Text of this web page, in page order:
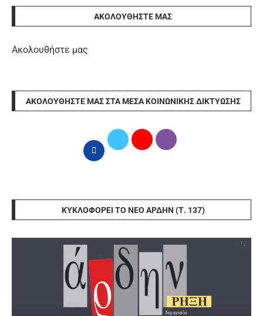
ΑΚΟΛΟΥΘΉΣΤΕ ΜΑΣ
Ακολουθήστε μας
ΑΚΟΛΟΥΘΉΣΤΕ ΜΑΣ ΣΤΑ ΜΈΣΑ ΚΟΙΝΩΝΙΚΉΣ ΔΙΚΤΎΩΣΗΣ
ΚΥΚΛΟΦΟΡΕΊ ΤΟ ΝΈΟ ΆΡΔΗΝ (Τ. 137)